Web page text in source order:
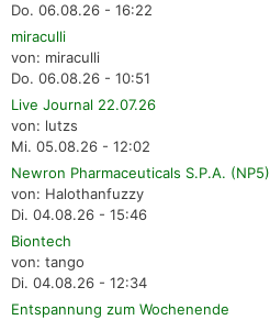
Do. 06.08.26 - 16:22
miraculli
von: miraculli
Do. 06.08.26 - 10:51
Live Journal 22.07.26
von: lutzs
Mi. 05.08.26 - 12:02
Newron Pharmaceuticals S.P.A. (NP5)
von: Halothanfuzzy
Di. 04.08.26 - 15:46
Biontech
von: tango
Di. 04.08.26 - 12:34
Entspannung zum Wochenende